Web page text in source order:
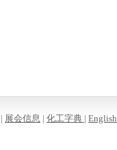
| 展会信息 | 化工字典 | English